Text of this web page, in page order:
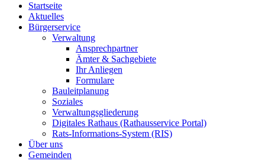
Startseite
Aktuelles
Bürgerservice
Verwaltung
Ansprechpartner
Ämter & Sachgebiete
Ihr Anliegen
Formulare
Bauleitplanung
Soziales
Verwaltungsgliederung
Digitales Rathaus (Rathausservice Portal)
Rats-Informations-System (RIS)
Über uns
Gemeinden